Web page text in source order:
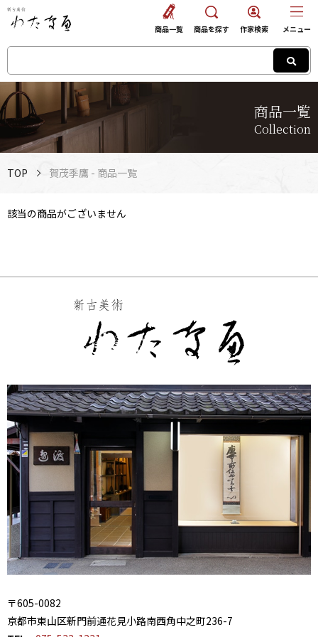
商品一覧
Collection
商品一覧 商品を探す 作家検索 メニュー
TOP 賀茂季鷹 - 商品一覧
該当の商品がございません
〒605-0082
京都市東山区新門前通花見小路南西角中之町236-7